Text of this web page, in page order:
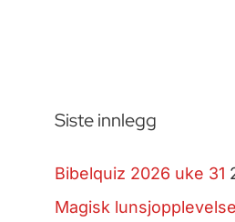
Siste innlegg
Bibelquiz 2026 uke 31
Magisk